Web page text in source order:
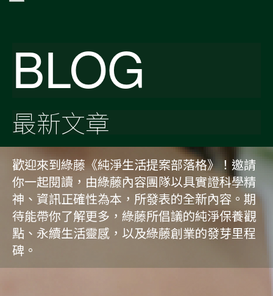
BLOG
最新文章
歡迎來到綠藤《純淨生活提案部落格》！邀請
你一起閱讀，由綠藤內容團隊以具實證科學精
神、資訊正確性為本，所發表的全新內容。期
待能帶你了解更多，綠藤所倡議的純淨保養觀
點、永續生活靈感，以及綠藤創業的發芽里程
碑。